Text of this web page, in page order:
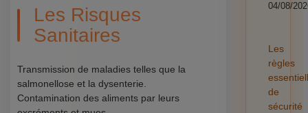
Les Risques
Sanitaires
Transmission de maladies telles que la
salmonellose et la dysenterie.
Contamination des aliments par leurs
04/08/
Les
règles
de
sécurité